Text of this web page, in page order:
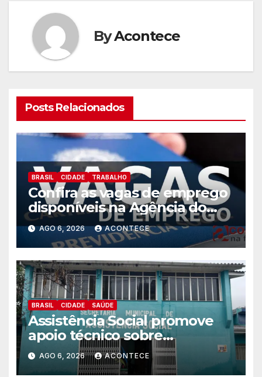
ByAcontece
Posts Relacionados
BRASIL CIDADE TRABALHO
Confira as vagas de emprego
disponíveis na Agência do
Trabalhador
AGO 6, 2026 ACONTECE
BRASIL CIDADE SAÚDE
Assistência Social promove
apoio técnico sobre
preparação e resposta a
situações de emergência e
AGO 6, 2026 ACONTECE